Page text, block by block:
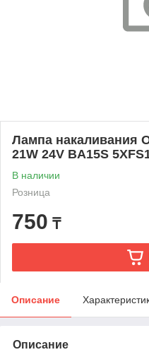
Лампа накаливания
21W 24V BA15S
В наличии
Розница
750 ₸
Описание
Описание